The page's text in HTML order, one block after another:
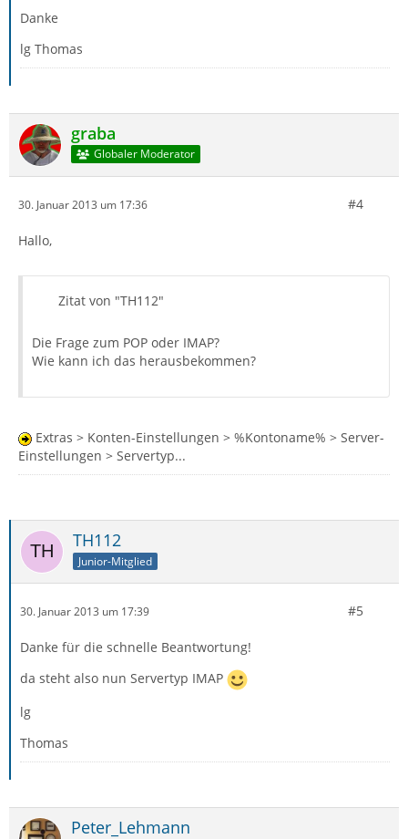
Danke
lg Thomas
graba
Globaler Moderator
30. Januar 2013 um 17:36 #4
Hallo,
Zitat von "TH112"
Die Frage zum POP oder IMAP?
Wie kann ich das herausbekommen?
Extras > Konten-Einstellungen > %Kontoname% > Server-
Einstellungen > Servertyp...
TH112
Junior-Mitglied
30. Januar 2013 um 17:39 #5
Danke für die schnelle Beantwortung!
da steht also nun Servertyp IMAP
lg
Thomas
Peter_Lehmann